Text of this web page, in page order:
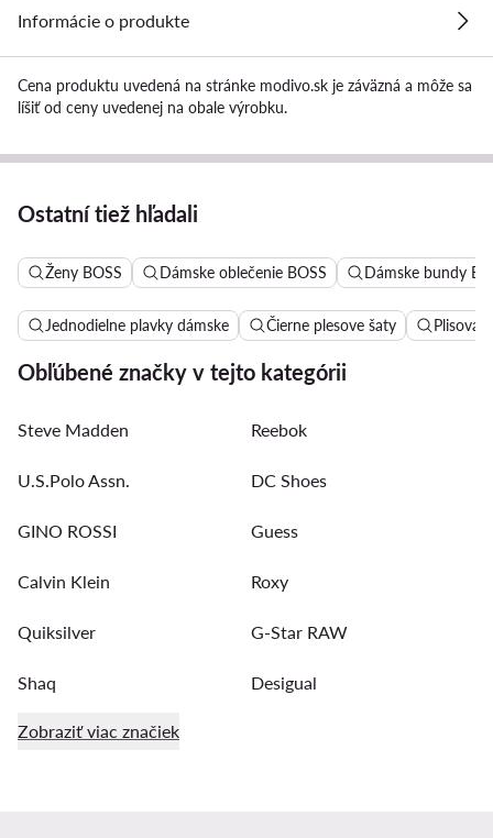
Informácie o produkte
Cena produktu uvedená na stránke modivo.sk je záväzná a môže sa
líšiť od ceny uvedenej na obale výrobku.
Ostatní tiež hľadali
Ženy BOSS Dámske oblečenie BOSS Dámske bundy
Jednodielne plavky dámske Čierne plesove šaty
Obľúbené značky v tejto kategórii
Steve Madden Reebok
U.S.Polo Assn. DC Shoes
GINO ROSSI Guess
Calvin Klein Roxy
Quiksilver G-Star RAW
Shaq Desigual
Zobraziť viac značiek